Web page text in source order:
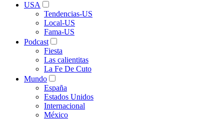
USA
Tendencias-US
Local-US
Fama-US
Podcast
Fiesta
Las calientitas
La Fe De Cuto
Mundo
España
Estados Unidos
Internacional
México